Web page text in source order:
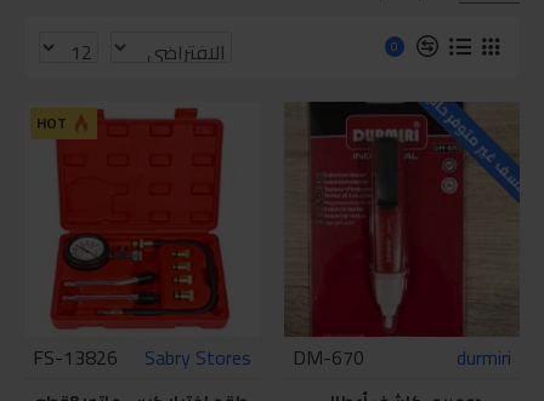
0
للاسف غير متوفر حاليا
durmiri
DM-670
HOT
Sabry Stores
FS-13826